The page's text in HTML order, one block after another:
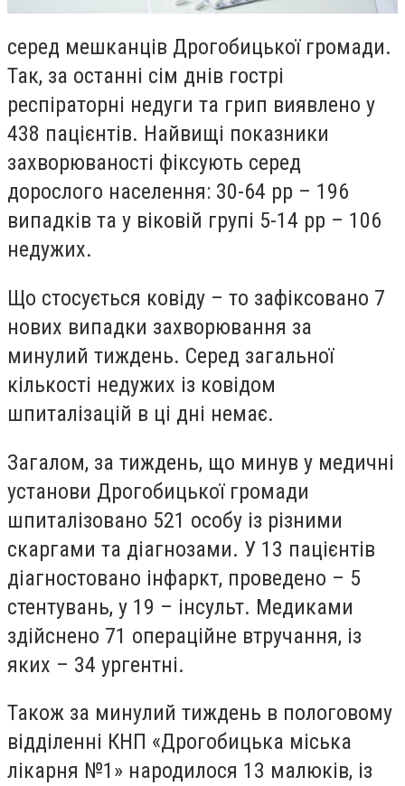
серед мешканців Дрогобицької громади.
Так, за останні сім днів гострі
респіраторні недуги та грип виявлено у
438 пацієнтів. Найвищі показники
захворюваності фіксують серед
дорослого населення: 30-64 рр – 196
випадків та у віковій групі 5-14 рр – 106
недужих.
Що стосується ковіду – то зафіксовано 7
нових випадки захворювання за
минулий тиждень. Серед загальної
кількості недужих із ковідом
шпиталізацій в ці дні немає.
Загалом, за тиждень, що минув у медичні
установи Дрогобицької громади
шпиталізовано 521 особу із різними
скаргами та діагнозами. У 13 пацієнтів
діагностовано інфаркт, проведено – 5
стентувань, у 19 – інсульт. Медиками
здійснено 71 операційне втручання, із
яких – 34 ургентні.
Також за минулий тиждень в пологовому
відділенні КНП «Дрогобицька міська
лікарня №1» народилося 13 малюків, із